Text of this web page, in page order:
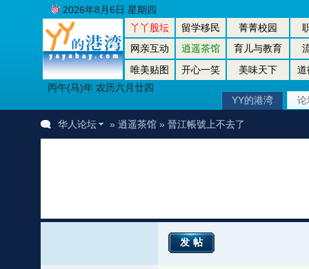
丫丫股坛 留学移民 菁菁校园
网亲互动
逍遥茶馆 育儿与教育
唯美贴图
开心一笑 美味天下
道
丙午(马)年 农历六月廿四
2026年8月6日 星期四
YY的港湾 论
华人论坛 » 逍遥茶馆» 晉江帳號上不去了
发帖